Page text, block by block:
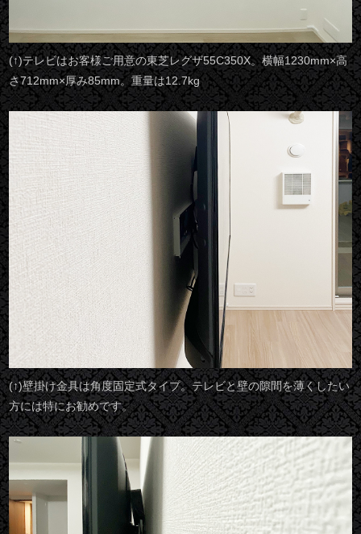
(↑)テレビはお客様ご用意の東芝レグザ55C350X。横幅1230mm×高
さ712mm×厚み85mm。重量は12.7kg
(↑)壁掛け金具は角度固定式タイプ。テレビと壁の隙間を薄くしたい
方には特にお勧めです。